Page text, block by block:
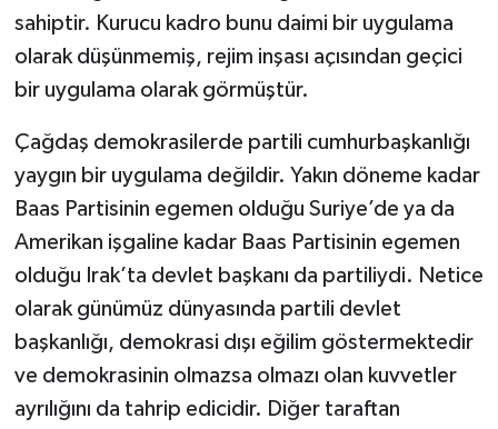
sahiptir. Kurucu kadro bunu daimi bir uygulama
olarak düşünmemiş, rejim inşası açısından geçici
bir uygulama olarak görmüştür.
Çağdaş demokrasilerde partili cumhurbaşkanlığı
yaygın bir uygulama değildir. Yakın döneme kadar
Baas Partisinin egemen olduğu Suriye’de ya da
Amerikan işgaline kadar Baas Partisinin egemen
olduğu Irak’ta devlet başkanı da partiliydi. Netice
olarak günümüz dünyasında partili devlet
başkanlığı, demokrasi dışı eğilim göstermektedir
ve demokrasinin olmazsa olmazı olan kuvvetler
ayrılığını da tahrip edicidir. Diğer taraftan